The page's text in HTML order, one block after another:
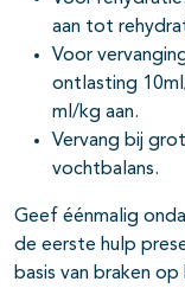
aan tot
Voor
ontlasting
ml/kg aan.
Vervang bij
vochtbalans.
Geef éénmalig
de eerste hulp
basis van braken